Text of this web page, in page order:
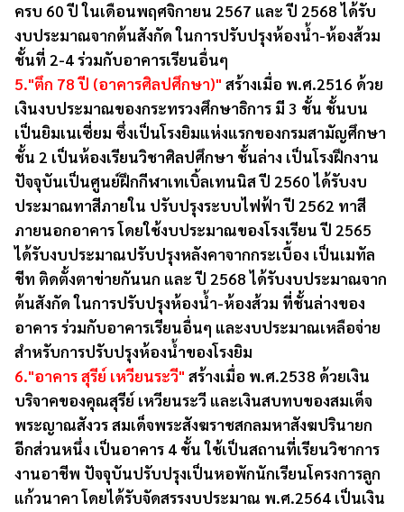
ครบ 60 ปี ในเดือนพฤศจิกายน 2567 และ ปี 2568 ได้รับ
งบประมาณจากต้นสังกัด ในการปรับปรุงห้องน้ำ-ห้องส้วม
ชั้นที่ 2-4 ร่วมกับอาคารเรียนอื่นๆ
5."ตึก 78 ปี (อาคารศิลปศึกษา)" สร้างเมื่อ พ.ศ.2516 ด้วย
เงินงบประมาณของกระทรวงศึกษาธิการ มี 3 ชั้น ชั้นบน
เป็นยิมเนเซี่ยม ซึ่งเป็นโรงยิมแห่งแรกของกรมสามัญศึกษา
ชั้น 2 เป็นห้องเรียนวิชาศิลปศึกษา ชั้นล่าง เป็นโรงฝึกงาน
ปัจจุบันเป็นศูนย์ฝึกกีฬาเทเบิ้ลเทนนิส ปี 2560 ได้รับงบ
ประมาณทาสีภายใน ปรับปรุงระบบไฟฟ้า ปี 2562 ทาสี
ภายนอกอาคาร โดยใช้งบประมาณของโรงเรียน ปี 2565
ได้รับงบประมาณปรับปรุงหลังคาจากกระเบื้อง เป็นเมทัล
ชีท ติดตั้งตาข่ายกันนก และ ปี 2568 ได้รับงบประมาณจาก
ต้นสังกัด ในการปรับปรุงห้องน้ำ-ห้องส้วม ที่ชั้นล่างของ
อาคาร ร่วมกับอาคารเรียนอื่นๆ และงบประมาณเหลือจ่าย
สำหรับการปรับปรุงห้องน้ำของโรงยิม
6."อาคาร สุรีย์ เหวียนระวี" สร้างเมื่อ พ.ศ.2538 ด้วยเงิน
บริจาคของคุณสุรีย์ เหวียนระวี และเงินสบทบของสมเด็จ
พระญาณสังวร สมเด็จพระสังฆราชสกลมหาสังฆปรินายก
อีกส่วนหนึ่ง เป็นอาคาร 4 ชั้น ใช้เป็นสถานที่เรียนวิชาการ
งานอาชีพ ปัจจุบันปรับปรุงเป็นหอพักนักเรียนโครงการลูก
แก้วนาคา โดยได้รับจัดสรรงบประมาณ พ.ศ.2564 เป็นเงิน